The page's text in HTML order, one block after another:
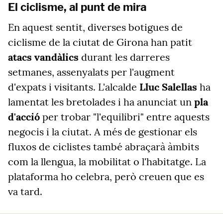
El ciclisme, al punt de mira
En aquest sentit, diverses botigues de
ciclisme de la ciutat de Girona han patit
atacs vandàlics durant les darreres
setmanes, assenyalats per l'augment
d'expats i visitants. L'alcalde Lluc Salellas ha
lamentat les bretolades i ha anunciat un pla
d'acció per trobar "l'equilibri" entre aquests
negocis i la ciutat. A més de gestionar els
fluxos de ciclistes també abraçarà àmbits
com la llengua, la mobilitat o l'habitatge. La
plataforma ho celebra, però creuen que es
va tard.